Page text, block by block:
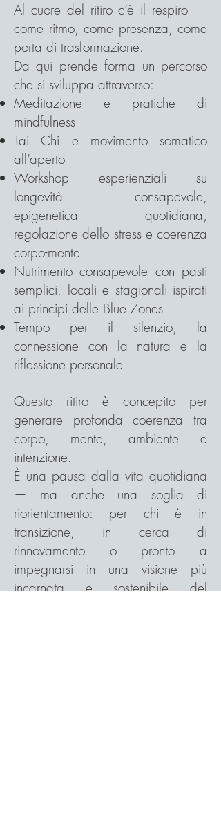
Al cuore del ritiro c’è il respiro —
come ritmo, come presenza, come
porta di trasformazione.
Da qui prende forma un percorso
che si sviluppa attraverso:
Meditazione e pratiche di
mindfulness
Tai Chi e movimento somatico
all’aperto
Workshop esperienziali su
longevità consapevole,
epigenetica quotidiana,
regolazione dello stress e coerenza
corpo-mente
Nutrimento consapevole con pasti
semplici, locali e stagionali ispirati
ai principi delle Blue Zones
Tempo per il silenzio, la
connessione con la natura e la
riflessione personale
Questo ritiro è concepito per
generare profonda coerenza tra
corpo, mente, ambiente e
intenzione.
È una pausa dalla vita quotidiana
— ma anche una soglia di
riorientamento: per chi è in
transizione, in cerca di
rinnovamento o pronto a
impegnarsi in una visione più
incarnata e sostenibile del